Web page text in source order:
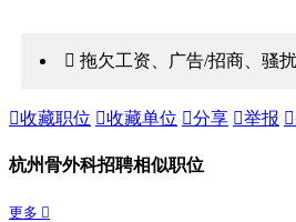
 拖欠工资、广告/招商、骚
收藏职位 收藏单位 分享 举报 
杭州骨外科招聘相似职位
更多 